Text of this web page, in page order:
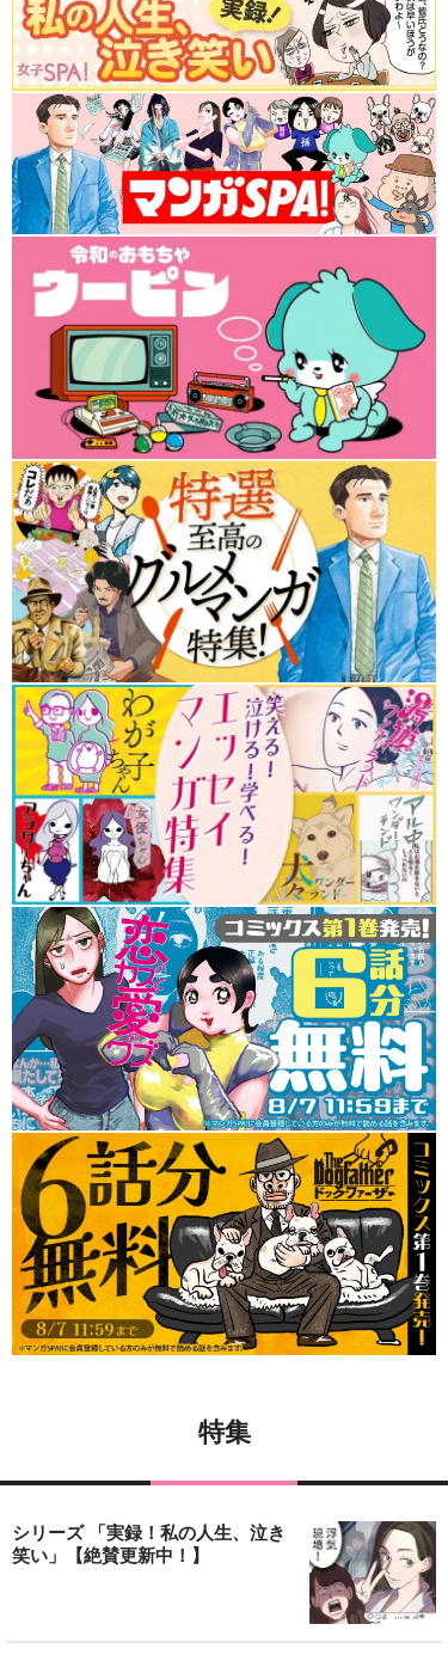
特集
シリーズ 「実録！私の人生、泣き
笑い」【絶賛更新中！】